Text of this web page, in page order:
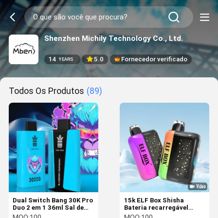
Shenzhen Michily Technology Co., Ltd.
14 YEARS 5.0 Fornecedor verificado
Todos Os Produtos (89)
Dual Switch Bang 30K Pro
Duo 2 em 1 36ml Sal de
Nicotina Recheada
15k ELF Box Shisha
Bateria recarregável
15000 puffs ELF Box